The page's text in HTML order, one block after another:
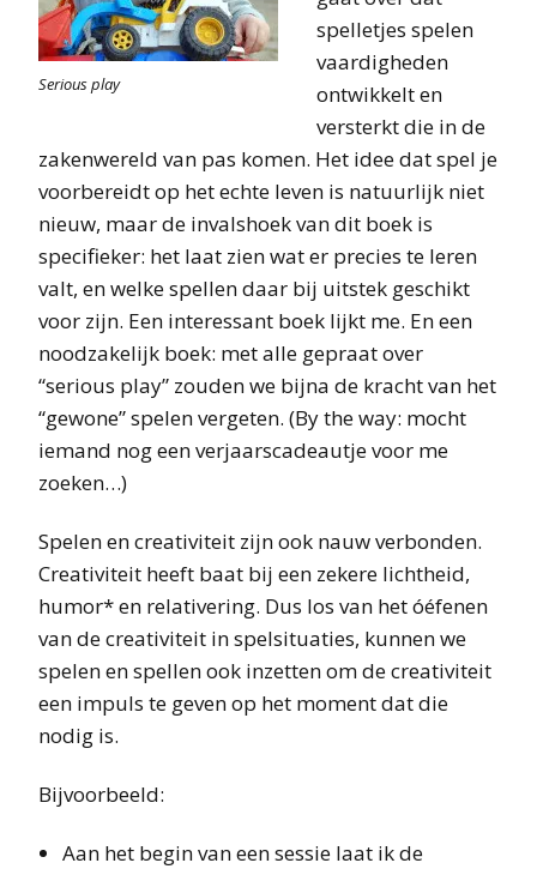
Serious play
spelletjes spelen
vaardigheden
ontwikkelt en
versterkt die in de
zakenwereld van pas komen. Het idee dat spel je
voorbereidt op het echte leven is natuurlijk niet
nieuw, maar de invalshoek van dit boek is
specifieker: het laat zien wat er precies te leren
valt, en welke spellen daar bij uitstek geschikt
voor zijn. Een interessant boek lijkt me. En een
noodzakelijk boek: met alle gepraat over
“serious play” zouden we bijna de kracht van het
“gewone” spelen vergeten. (By the way: mocht
iemand nog een verjaarscadeautje voor me
zoeken…)
Spelen en creativiteit zijn ook nauw verbonden.
Creativiteit heeft baat bij een zekere lichtheid,
humor* en relativering. Dus los van het óéfenen
van de creativiteit in spelsituaties, kunnen we
spelen en spellen ook inzetten om de creativiteit
een impuls te geven op het moment dat die
nodig is.
Bijvoorbeeld:
Aan het begin van een sessie laat ik de